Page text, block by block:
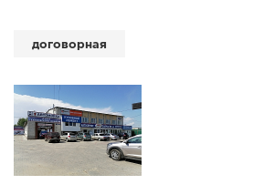
договорная